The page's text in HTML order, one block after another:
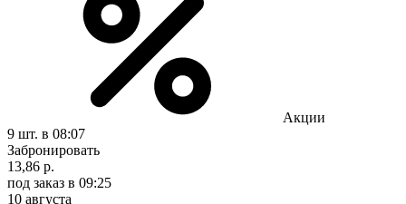
Акции
9 шт. в 08:07
Забронировать
13,86 р.
под заказ в 09:25
10 августа